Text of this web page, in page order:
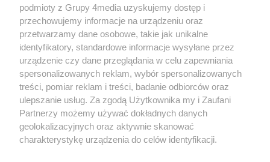
Redakcja Reklama Prywatność
Praca Łódź
the:protocol
podmioty z Grupy 4media uzyskujemy dostęp i
przechowujemy informacje na urządzeniu oraz
przetwarzamy dane osobowe, takie jak unikalne
identyfikatory, standardowe informacje wysyłane przez
urządzenie czy dane przeglądania w celu zapewniania
spersonalizowanych reklam, wybór spersonalizowanych
treści, pomiar reklam i treści, badanie odbiorców oraz
ulepszanie usług. Za zgodą Użytkownika my i Zaufani
Partnerzy możemy używać dokładnych danych
geolokalizacyjnych oraz aktywnie skanować
charakterystykę urządzenia do celów identyfikacji.